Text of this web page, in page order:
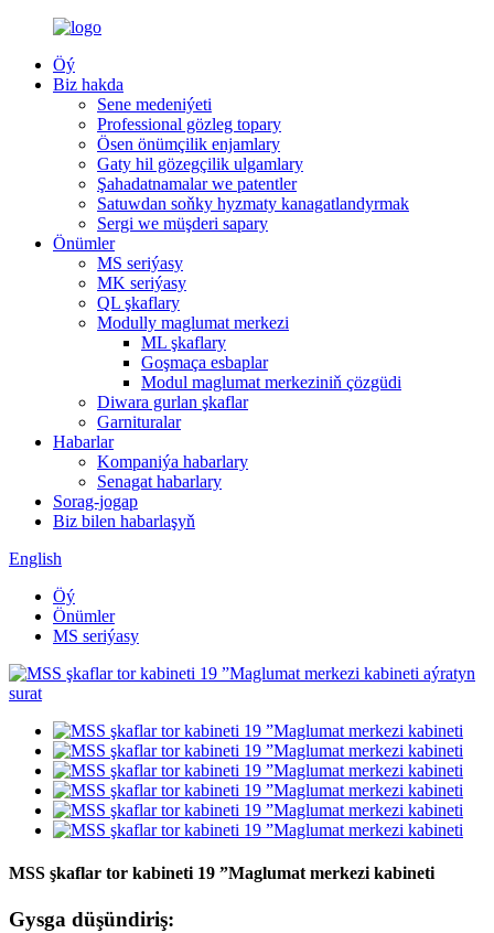
Öý
Biz hakda
Sene medeniýeti
Professional gözleg topary
Ösen önümçilik enjamlary
Gaty hil gözegçilik ulgamlary
Şahadatnamalar we patentler
Satuwdan soňky hyzmaty kanagatlandyrmak
Sergi we müşderi sapary
Önümler
MS seriýasy
MK seriýasy
QL şkaflary
Modully maglumat merkezi
ML şkaflary
Goşmaça esbaplar
Modul maglumat merkeziniň çözgüdi
Diwara gurlan şkaflar
Garnituralar
Habarlar
Kompaniýa habarlary
Senagat habarlary
Sorag-jogap
Biz bilen habarlaşyň
English
Öý
Önümler
MS seriýasy
MSS şkaflar tor kabineti 19 ”Maglumat merkezi kabineti
Gysga düşündiriş: